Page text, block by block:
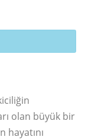
olan büyük bir
hayatını